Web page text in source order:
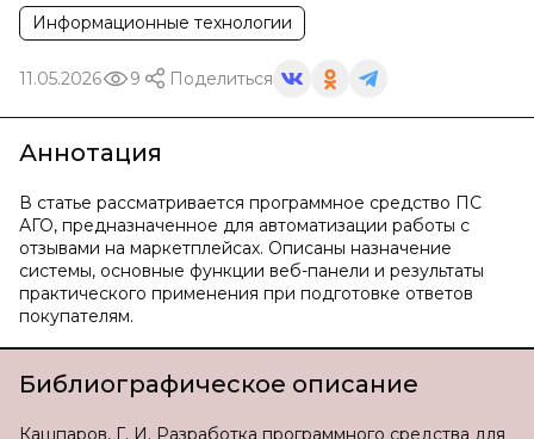
Информационные технологии
11.05.2026 9 Поделиться
Аннотация
В статье рассматривается программное средство ПС
АГО, предназначенное для автоматизации работы с
отзывами на маркетплейсах. Описаны назначение
системы, основные функции веб-панели и результаты
практического применения при подготовке ответов
покупателям.
Библиографическое описание
Кашпаров, Г. И. Разработка программного средства для